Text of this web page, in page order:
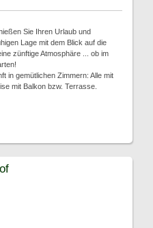
Sie Ihren Urlaub und
Lage mit dem Blick auf die
zünftige Atmosphäre ... ob im
in gemütlichen Zimmern: Alle mit
mit Balkon bzw. Terrasse.